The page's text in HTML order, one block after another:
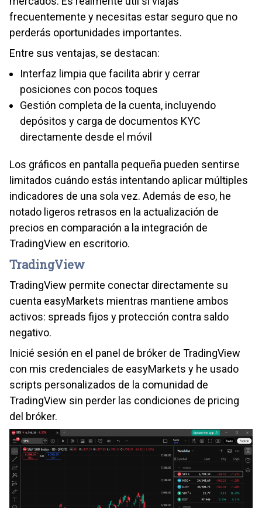
frecuentemente y necesitas estar seguro que no
perderás oportunidades importantes.
Entre sus ventajas, se destacan:
Interfaz limpia que facilita abrir y cerrar
posiciones con pocos toques
Gestión completa de la cuenta, incluyendo
depósitos y carga de documentos KYC
directamente desde el móvil
Los gráficos en pantalla pequeña pueden sentirse
limitados cuándo estás intentando aplicar múltiples
indicadores de una sola vez. Además de eso, he
notado ligeros retrasos en la actualización de
precios en comparación a la integración de
TradingView en escritorio.
TradingView
TradingView permite conectar directamente su
cuenta easyMarkets mientras mantiene ambos
activos: spreads fijos y protección contra saldo
negativo.
Inicié sesión en el panel de bróker de TradingView
con mis credenciales de easyMarkets y he usado
scripts personalizados de la comunidad de
TradingView sin perder las condiciones de pricing
del bróker.